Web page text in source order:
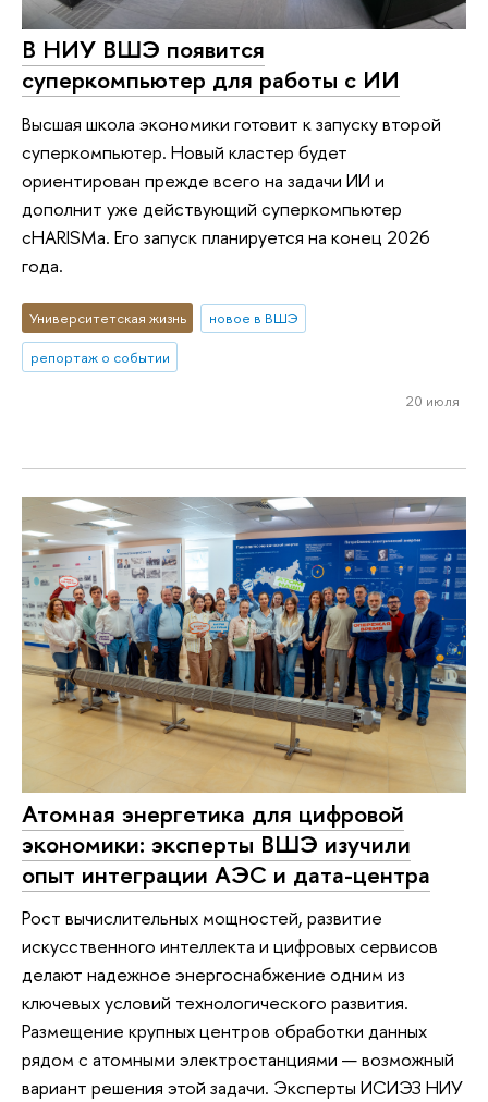
В НИУ ВШЭ появится
суперкомпьютер для работы с ИИ
Высшая школа экономики готовит к запуску второй
суперкомпьютер. Новый кластер будет
ориентирован прежде всего на задачи ИИ и
дополнит уже действующий суперкомпьютер
cHARISMa. Его запуск планируется на конец 2026
года.
Университетская жизнь
новое в ВШЭ
репортаж о событии
20 июля
Атомная энергетика для цифровой
экономики: эксперты ВШЭ изучили
опыт интеграции АЭС и дата-центра
Рост вычислительных мощностей, развитие
искусственного интеллекта и цифровых сервисов
делают надежное энергоснабжение одним из
ключевых условий технологического развития.
Размещение крупных центров обработки данных
рядом с атомными электростанциями — возможный
вариант решения этой задачи. Эксперты ИСИЭЗ НИУ